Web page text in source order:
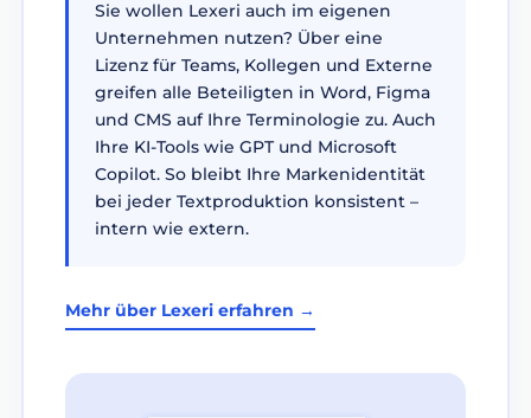
Sie wollen Lexeri auch im eigenen
Unternehmen nutzen? Über eine
Lizenz für Teams, Kollegen und Externe
greifen alle Beteiligten in Word, Figma
und CMS auf Ihre Terminologie zu. Auch
Ihre KI-Tools wie GPT und Microsoft
Copilot. So bleibt Ihre Markenidentität
bei jeder Textproduktion konsistent –
intern wie extern.
Mehr über Lexeri erfahren →